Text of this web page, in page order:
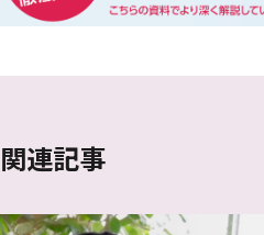
関連記事